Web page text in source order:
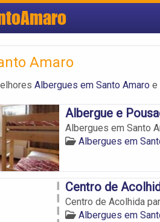
Amaro
Albergues em Santo Amaro e
Albergue e
Albergues em Santo
Albergues em
Centro de
Centro de Acolhida
Albergues em